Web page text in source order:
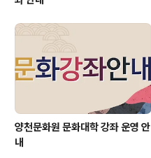
양천문화원 문화대학 강좌 운영 안
내